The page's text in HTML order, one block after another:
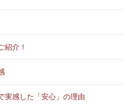
紹介！
実感した「安心」の理由